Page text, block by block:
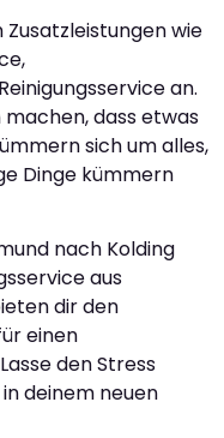
wie
an.
machen, dass etwas
sich um alles,
Dinge kümmern
nach Kolding
aus
dir den
einen
den Stress
deinem neuen